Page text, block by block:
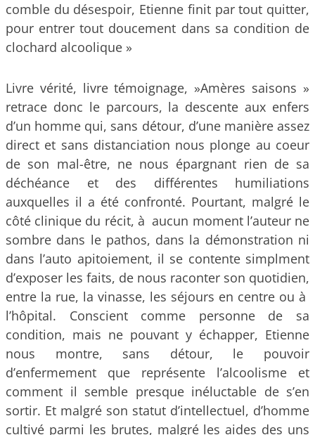
comble du désespoir, Etienne finit par tout quitter,
pour entrer tout doucement dans sa condition de
clochard alcoolique »
Livre vérité, livre témoignage, »Amères saisons »
retrace donc le parcours, la descente aux enfers
d’un homme qui, sans détour, d’une manière assez
direct et sans distanciation nous plonge au coeur
de son mal-être, ne nous épargnant rien de sa
déchéance et des différentes humiliations
auxquelles il a été confronté. Pourtant, malgré le
côté clinique du récit, à aucun moment l’auteur ne
sombre dans le pathos, dans la démonstration ni
dans l’auto apitoiement, il se contente simplment
d’exposer les faits, de nous raconter son quotidien,
entre la rue, la vinasse, les séjours en centre ou à
l’hôpital. Conscient comme personne de sa
condition, mais ne pouvant y échapper, Etienne
nous montre, sans détour, le pouvoir
d’enfermement que représente l’alcoolisme et
comment il semble presque inéluctable de s’en
sortir. Et malgré son statut d’intellectuel, d’homme
cultivé parmi les brutes, malgré les aides des uns